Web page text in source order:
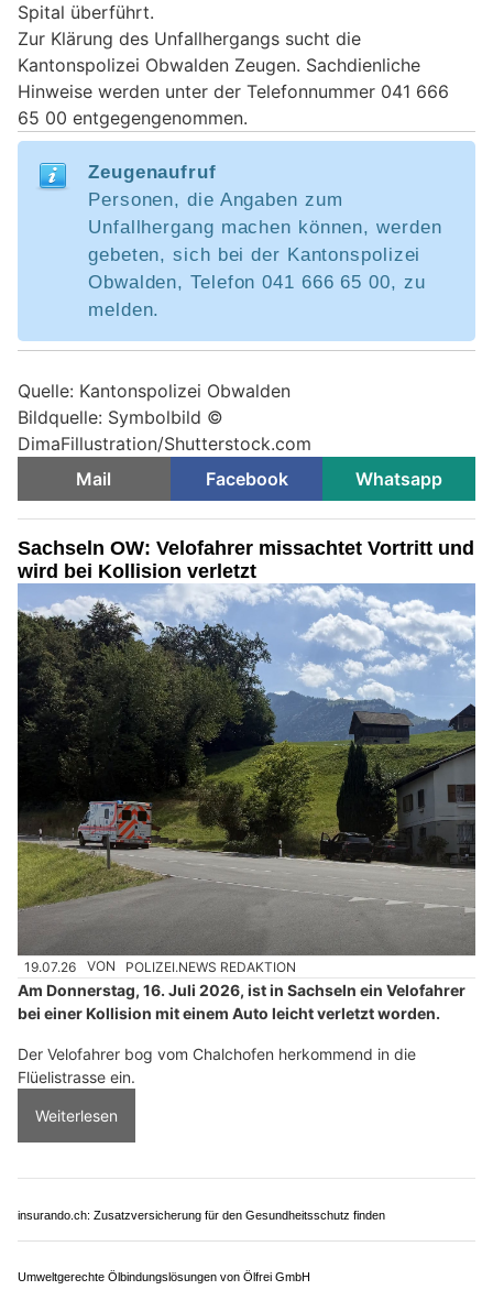
Spital überführt.
Zur Klärung des Unfallhergangs sucht die
Kantonspolizei Obwalden Zeugen. Sachdienliche
Hinweise werden unter der Telefonnummer 041 666
65 00 entgegengenommen.
Zeugenaufruf
Personen, die Angaben zum
Unfallhergang machen können, werden
gebeten, sich bei der Kantonspolizei
Obwalden, Telefon 041 666 65 00, zu
melden.
Quelle: Kantonspolizei Obwalden
Bildquelle: Symbolbild ©
DimaFillustration/Shutterstock.com
Mail
Facebook Whatsapp
Sachseln OW: Velofahrer missachtet Vortritt und
wird bei Kollision verletzt
19.07.26 VON POLIZEI.NEWS REDAKTION
Am Donnerstag, 16. Juli 2026, ist in Sachseln ein Velofahrer
bei einer Kollision mit einem Auto leicht verletzt worden.
Der Velofahrer bog vom Chalchofen herkommend in die
Flüelistrasse ein.
Weiterlesen